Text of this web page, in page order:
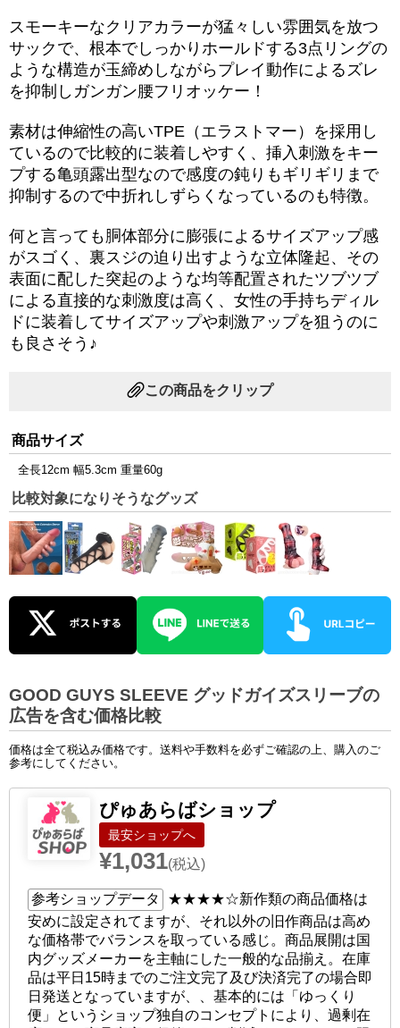
スモーキーなクリアカラーが猛々しい雰囲気を放つ
サックで、根本でしっかりホールドする3点リングの
ような構造が玉締めしながらプレイ動作によるズレ
を抑制しガンガン腰フリオッケー！
素材は伸縮性の高いTPE（エラストマー）を採用し
ているので比較的に装着しやすく、挿入刺激をキー
プする亀頭露出型なので感度の鈍りもギリギリまで
抑制するので中折れしずらくなっているのも特徴。
何と言っても胴体部分に膨張によるサイズアップ感
がスゴく、裏スジの迫り出すような立体隆起、その
表面に配した突起のような均等配置されたツブツブ
による直接的な刺激度は高く、女性の手持ちディル
ドに装着してサイズアップや刺激アップを狙うのに
も良さそう♪
この商品をクリップ
商品サイズ
全長12cm 幅5.3cm 重量60g
比較対象になりそうなグッズ
GOOD GUYS SLEEVE グッドガイズスリーブの
広告を含む価格比較
価格は全て税込み価格です。送料や手数料を必ずご確認の上、購入のご
参考にしてください。
ぴゅあらばショップ
ショップへ
¥1,031(税込)
参考ショップデータ ★★★★☆新作類の商品価格は
安めに設定されてますが、それ以外の旧作商品は高め
な価格帯でバランスを取っている感じ。商品展開は国
内グッズメーカーを主軸にした一般的な品揃え。在庫
品は平日15時までのご注文完了及び決済完了の場合即
日発送となっていますが、、基本的には「ゆっくり
便」というショップ独自のコンセプトにより、過剰在